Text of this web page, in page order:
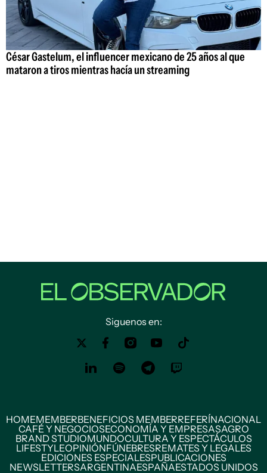
César Gastelum, el influencer mexicano de 25 años al que
mataron a tiros mientras hacía un streaming
Siguenos en:
HOMEMEMBERBENEFICIOS MEMBERREFERÍNACIONAL
CAFÉ Y NEGOCIOSECONOMÍA Y EMPRESASAGRO
BRAND STUDIOMUNDOCULTURA Y ESPECTÁCULOS
LIFESTYLEOPINIÓNFÚNEBRESREMATES Y LEGALES
EDICIONES ESPECIALESPUBLICACIONES
NEWSLETTERSARGENTINAESPAÑAESTADOS UNIDOS